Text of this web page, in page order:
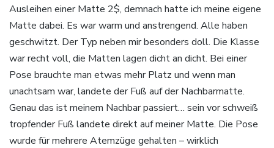
Ausleihen einer Matte 2$, demnach hatte ich meine eigene
Matte dabei. Es war warm und anstrengend. Alle haben
geschwitzt. Der Typ neben mir besonders doll. Die Klasse
war recht voll, die Matten lagen dicht an dicht. Bei einer
Pose brauchte man etwas mehr Platz und wenn man
unachtsam war, landete der Fuß auf der Nachbarmatte.
Genau das ist meinem Nachbar passiert… sein vor schweiß
tropfender Fuß landete direkt auf meiner Matte. Die Pose
wurde für mehrere Atemzüge gehalten – wirklich